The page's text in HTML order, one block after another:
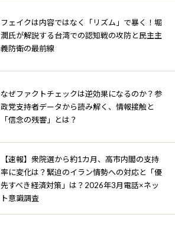
フェイクは内容ではなく「リズム」で暴く！堀
潤氏が解説する台湾での認知戦の攻防と民主主
義防衛の最前線
なぜファクトチェックは逆効果になるのか？参
政党支持者データから読み解く、情報接触と
「信念の残響」とは？
【速報】衆院選から約1カ月、高市内閣の支持
率に変化は？緊迫のイラン情勢への対応と「優
先すべき経済対策」は？2026年3月電話×ネッ
ト意識調査